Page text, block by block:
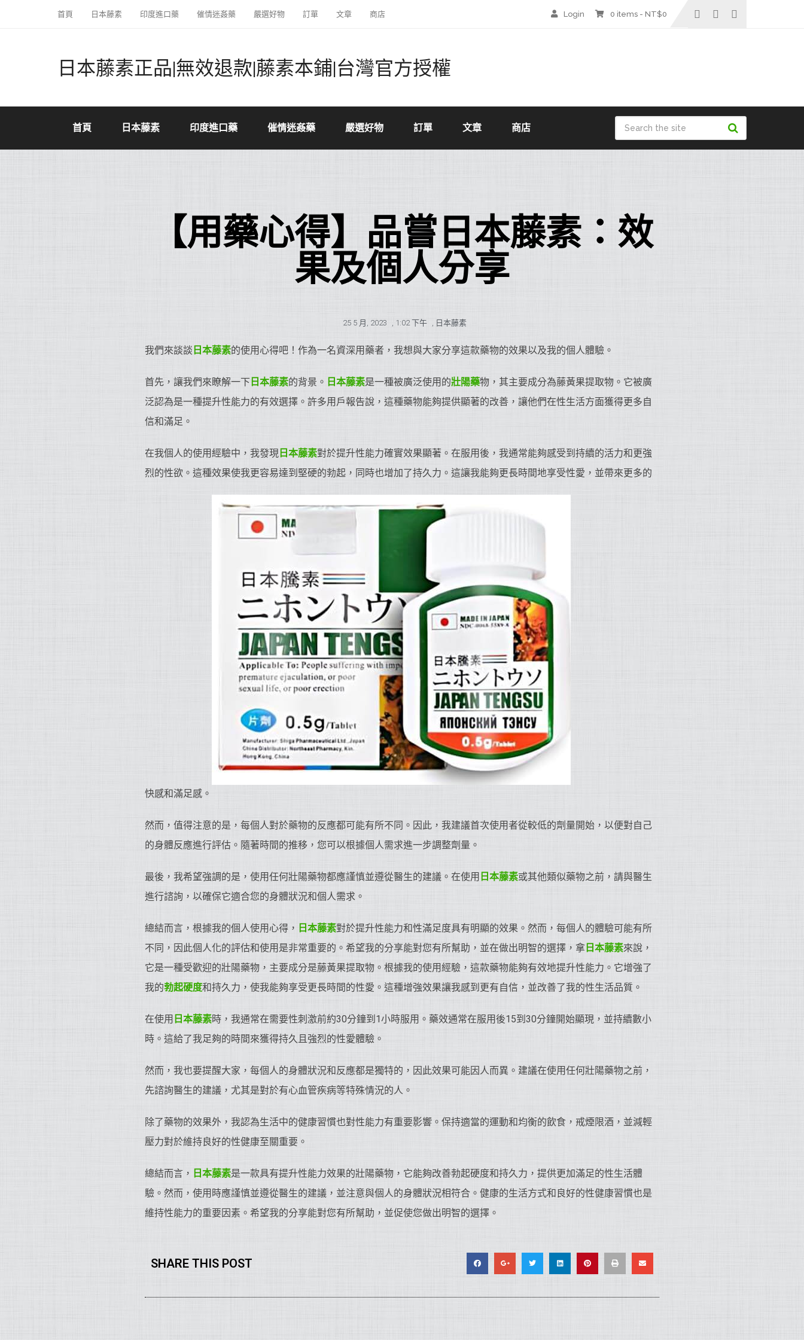
首頁 日本藤素 印度進口藥 催情迷姦藥 嚴選好物 訂單 文章 商店 Login 0 items - NT$0
日本藤素正品|無效退款|藤素本鋪|台灣官方授權
首頁 日本藤素 印度進口藥 催情迷姦藥 嚴選好物 訂單 文章 商店
【用藥心得】品嘗日本藤素：效
果及個人分享
25 5 月, 2023 , 1:02 下午 , 日本藤素
我們來談談 日本藤素的使用心得吧！作為一名資深用藥者，我想與大家分享這款藥物的效果以及我的個人體驗。
首先，讓我們來瞭解一下 日本藤素的背景。 日本藤素是一種被廣泛使用的壯陽藥物，其主要成分為藤黃果提取物。它被廣
泛認為是一種提升性能力的有效選擇。許多用戶報告說，這種藥物能夠提供顯著的改善，讓他們在性生活方面獲得更多自
信和滿足。
在我個人的使用經驗中，我發現 日本藤素對於提升性能力確實效果顯著。在服用後，我通常能夠感受到持續的活力和更強
烈的性欲。這種效果使我更容易達到堅硬的勃起，同時也增加了持久力。這讓我能夠更長時間地享受性愛，並帶來更多的
快感和滿足感。
然而，值得注意的是，每個人對於藥物的反應都可能有所不同。因此，我建議首次使用者從較低的劑量開始，以便對自己
的身體反應進行評估。隨著時間的推移，您可以根據個人需求進一步調整劑量。
最後，我希望強調的是，使用任何壯陽藥物都應謹慎並遵從醫生的建議。在使用 日本藤素或其他類似藥物之前，請與醫生
進行諮詢，以確保它適合您的身體狀況和個人需求。
總結而言，根據我的個人使用心得， 日本藤素對於提升性能力和性滿足度具有明顯的效果。然而，每個人的體驗可能有所
不同，因此個人化的評估和使用是非常重要的。希望我的分享能對您有所幫助，並在做出明智的選擇，拿 日本藤素來說，
它是一種受歡迎的壯陽藥物，主要成分是藤黃果提取物。根據我的使用經驗，這款藥物能夠有效地提升性能力。它增強了
我的勃起硬度和持久力，使我能夠享受更長時間的性愛。這種增強效果讓我感到更有自信，並改善了我的性生活品質。
在使用 日本藤素時，我通常在需要性刺激前約30分鐘到1小時服用。藥效通常在服用後15到30分鐘開始顯現，並持續數小
時。這給了我足夠的時間來獲得持久且強烈的性愛體驗。
然而，我也要提醒大家，每個人的身體狀況和反應都是獨特的，因此效果可能因人而異。建議在使用任何壯陽藥物之前，
先諮詢醫生的建議，尤其是對於有心血管疾病等特殊情況的人。
除了藥物的效果外，我認為生活中的健康習慣也對性能力有重要影響。保持適當的運動和均衡的飲食，戒煙限酒，並減輕
壓力對於維持良好的性健康至關重要。
總結而言， 日本藤素是一款具有提升性能力效果的壯陽藥物，它能夠改善勃起硬度和持久力，提供更加滿足的性生活體
驗。然而，使用時應謹慎並遵從醫生的建議，並注意與個人的身體狀況相符合。健康的生活方式和良好的性健康習慣也是
維持性能力的重要因素。希望我的分享能對您有所幫助，並促使您做出明智的選擇。
SHARE THIS POST